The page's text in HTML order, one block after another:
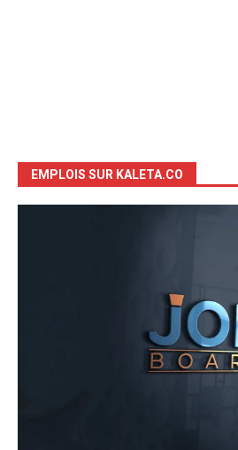
EMPLOIS SUR KALETA.CO